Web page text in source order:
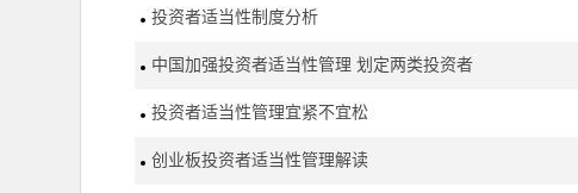
投资者适当性制度分析
中国加强投资者适当性管理 划定两类投资者
投资者适当性管理宜紧不宜松
创业板投资者适当性管理解读